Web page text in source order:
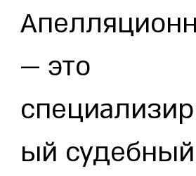
— это
ый судебный